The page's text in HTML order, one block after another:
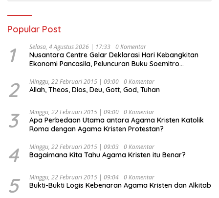
Popular Post
1 Selasa, 4 Agustus 2026 | 17:33 0 Komentar
Nusantara Centre Gelar Deklarasi Hari Kebangkitan
Ekonomi Pancasila, Peluncuran Buku Soemitro
Ekonomi Politik Indonesia) & Simposium Nasional
“Urgensi Undang-Undang Perekonomian Nasional dan
Indonesia Emas 2045”,
2 Minggu, 22 Februari 2015 | 09:00 0 Komentar
Allah, Theos, Dios, Deu, Gott, God, Tuhan
3 Minggu, 22 Februari 2015 | 09:00 0 Komentar
Apa Perbedaan Utama antara Agama Kristen Katolik
Roma dengan Agama Kristen Protestan?
4 Minggu, 22 Februari 2015 | 09:03 0 Komentar
Bagaimana Kita Tahu Agama Kristen itu Benar?
5 Minggu, 22 Februari 2015 | 09:04 0 Komentar
Bukti-Bukti Logis Kebenaran Agama Kristen dan Alkitab